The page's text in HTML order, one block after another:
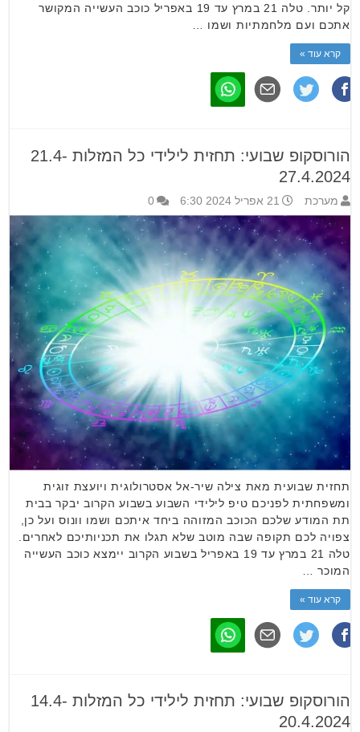
קל יותר. טלה 21 במרץ עד 19 באפריל כוכב העשייה המקושר
אתכם ועם מלחמתיות ושמו …
קרא עוד »
הורוסקופ שבועי: תחזית לילידי כל המזלות 21.4-
27.4.2024
מערכת 21 אפריל 2024 6:30 0
תחזית שבועית מאת צילה שיר-אל אסטרולוגית ויועצת זוגית
ומשפחתית לפניכם טיפ לילידי השבוע בשבוע הקרוב יבקר בבית
תת המודע שלכם הכוכב המזוהה ביחד איתכם ושמו וונוס ועל כן,
צפויה לכם תקופה שבה מוטב שלא תגלו את תכניותיכם לאחרים.
טלה 21 במרץ עד 19 באפריל בשבוע הקרוב יימצא כוכב העשייה
המוכר …
קרא עוד »
הורוסקופ שבועי: תחזית לילידי כל המזלות 14.4-
20.4.2024